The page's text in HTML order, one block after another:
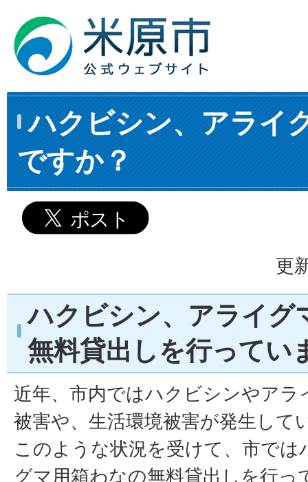
ハクビシン、アライ
ですか？
更
ハクビシン、アライグ
無料貸出しを行ってい
近年、市内ではハクビシンやアラ
被害や、生活環境被害が発生して
このような状況を受けて、市で
グマ用箱わなの無料貸出しを行っ